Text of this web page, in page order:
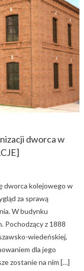
dworca w
dworca kolejowego w
za sprawą
W budynku
Pochodzący z 1888
wiedeńskiej,
dla jego
zostanie na nim […]